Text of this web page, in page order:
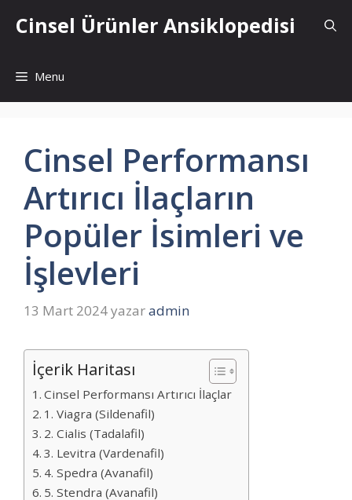
atlaCinsel Ürünler Ansiklopedisi
Menu
Cinsel Performansı
Artırıcı İlaçların
Popüler İsimleri ve
İşlevleri
13 Mart 2024yazaradmin
İçerik Haritası
Cinsel Performansı Artırıcı İlaçlar
1. Viagra (Sildenafil)
2. Cialis (Tadalafil)
3. Levitra (Vardenafil)
4. Spedra (Avanafil)
5. Stendra (Avanafil)